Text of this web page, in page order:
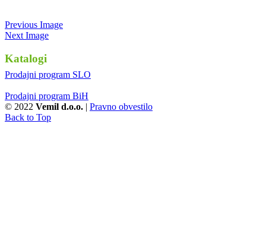
Previous Image
Next Image
Katalogi
Prodajni program SLO
Prodajni program BiH
© 2022 Vemil d.o.o. | Pravno obvestilo
Back to Top